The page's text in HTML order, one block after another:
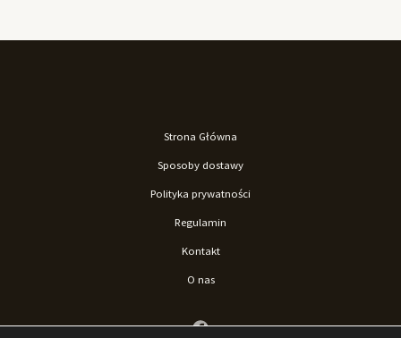
Strona Główna
Sposoby dostawy
Polityka prywatności
Regulamin
Kontakt
O nas